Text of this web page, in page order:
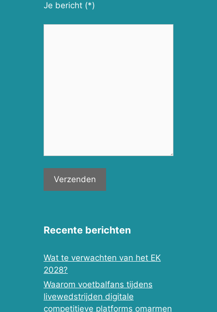
Je bericht (*)
Recente berichten
Wat te verwachten van het EK
2028?
Waarom voetbalfans tijdens
livewedstrijden digitale
competitieve platforms omarmen